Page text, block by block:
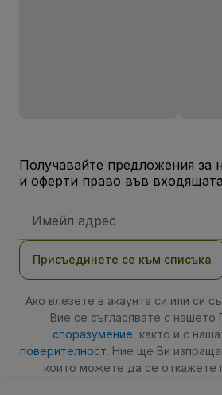
Получавайте предложения за
и оферти право във
адрес
Присъединете се към списъка
Ако влезете в акаунта си или си
Вие се съгласявате с нашето
споразумение, както и с
поверителност. Ние ще Ви
които можете да се откажете